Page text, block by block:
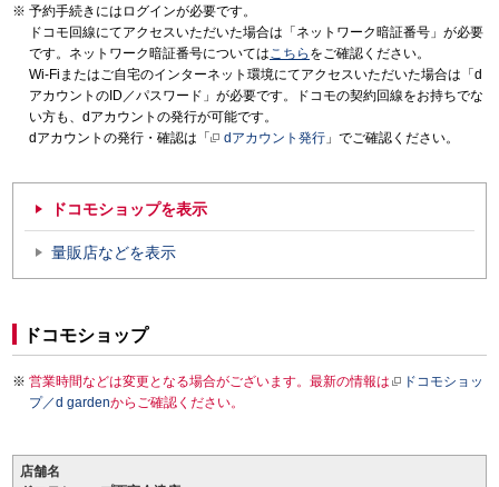
予約手続きにはログインが必要です。
ドコモ回線にてアクセスいただいた場合は「ネットワーク暗証番号」が必要
です。ネットワーク暗証番号についてはこちら をご確認ください。
Wi-Fiまたはご自宅のインターネット環境にてアクセスいただいた場合は「d
アカウントのID／パスワード」が必要です。ドコモの契約回線をお持ちでな
い方も、dアカウントの発行が可能です。
dアカウントの発行・確認は「
dアカウント発行 」でご確認ください。
ドコモショップを表示
量販店などを表示
ドコモショップ
営業時間などは変更となる場合がございます。最新の情報は
ドコモショッ
プ／d gardenからご確認ください。
店舗名